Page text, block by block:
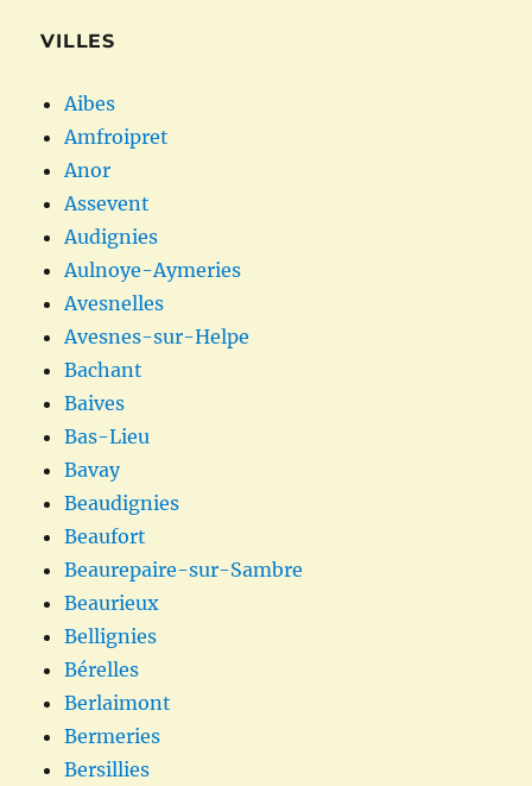
VILLES
Aibes
Amfroipret
Anor
Assevent
Audignies
Aulnoye-Aymeries
Avesnelles
Avesnes-sur-Helpe
Bachant
Baives
Bas-Lieu
Bavay
Beaudignies
Beaufort
Beaurepaire-sur-Sambre
Beaurieux
Bellignies
Bérelles
Berlaimont
Bermeries
Bersillies